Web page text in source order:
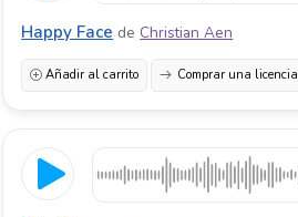
Happy Face de Christian Aen
Añadir al carrito Comprar una licencia